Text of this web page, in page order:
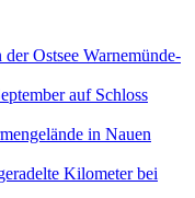
Ostsee Warnemünde-
auf Schloss
in Nauen
Kilometer bei